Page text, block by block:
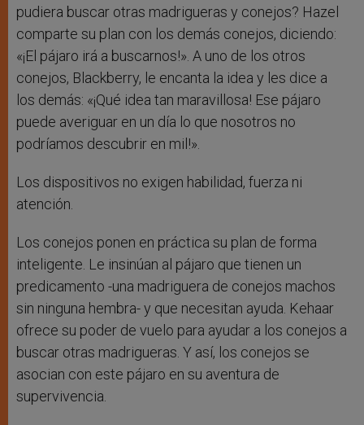
pudiera buscar otras madrigueras y conejos? Hazel
comparte su plan con los demás conejos, diciendo:
«¡El pájaro irá a buscarnos!». A uno de los otros
conejos, Blackberry, le encanta la idea y les dice a
los demás: «¡Qué idea tan maravillosa! Ese pájaro
puede averiguar en un día lo que nosotros no
podríamos descubrir en mil!».
Los dispositivos no exigen habilidad, fuerza ni
atención.
Los conejos ponen en práctica su plan de forma
inteligente. Le insinúan al pájaro que tienen un
predicamento -una madriguera de conejos machos
sin ninguna hembra- y que necesitan ayuda. Kehaar
ofrece su poder de vuelo para ayudar a los conejos a
buscar otras madrigueras. Y así, los conejos se
asocian con este pájaro en su aventura de
supervivencia.